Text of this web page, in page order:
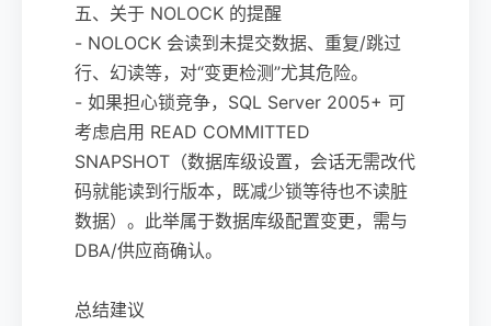
五、关于 NOLOCK 的提醒
- NOLOCK 会读到未提交数据、重复/跳过
行、幻读等，对“变更检测”尤其危险。
- 如果担心锁竞争，SQL Server 2005+ 可
考虑启用 READ COMMITTED
SNAPSHOT（数据库级设置，会话无需改代
码就能读到行版本，既减少锁等待也不读脏
数据）。此举属于数据库级配置变更，需与
DBA/供应商确认。
总结建议